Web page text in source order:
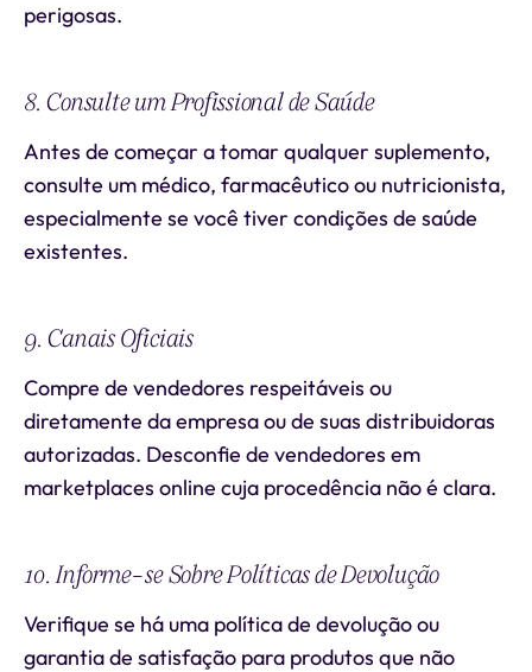
perigosas.
8. Consulte um Profissional de Saúde
Antes de começar a tomar qualquer suplemento,
consulte um médico, farmacêutico ou nutricionista,
especialmente se você tiver condições de saúde
existentes.
9. Canais Oficiais
Compre de vendedores respeitáveis ou
diretamente da empresa ou de suas distribuidoras
autorizadas. Desconfie de vendedores em
marketplaces online cuja procedência não é clara.
10. Informe-se Sobre Políticas de Devolução
Verifique se há uma política de devolução ou
garantia de satisfação para produtos que não